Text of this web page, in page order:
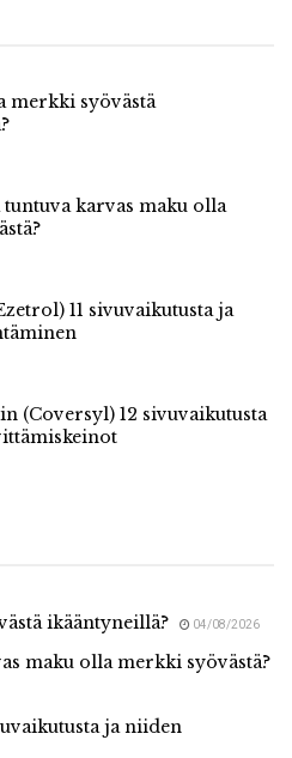
merkki syövästä
tuntuva karvas maku olla
11 sivuvaikutusta ja
(Coversyl) 12 sivuvaikutusta
ikääntyneillä? 04/08/2026
maku olla merkki syövästä?
ja niiden